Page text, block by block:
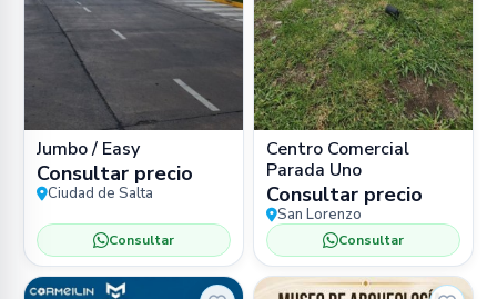
Jumbo / Easy
Consultar precio
Ciudad de Salta
Consultar
Centro Comercial
Parada Uno
Consultar precio
San Lorenzo
Consultar